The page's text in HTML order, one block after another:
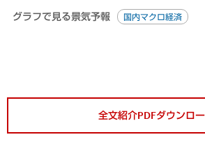
グラフで見る景気予報 国内マクロ経済
全文紹介PDFダウンロ